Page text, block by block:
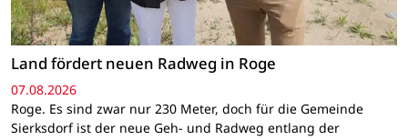
Land fördert neuen Radweg in Roge
07.08.2026
Roge. Es sind zwar nur 230 Meter, doch für die Gemeinde
Sierksdorf ist der neue Geh- und Radweg entlang der